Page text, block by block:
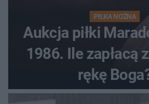
PIŁKA NOŻNA
Aukcja piłki
1986. Ile zapłacą
rękę